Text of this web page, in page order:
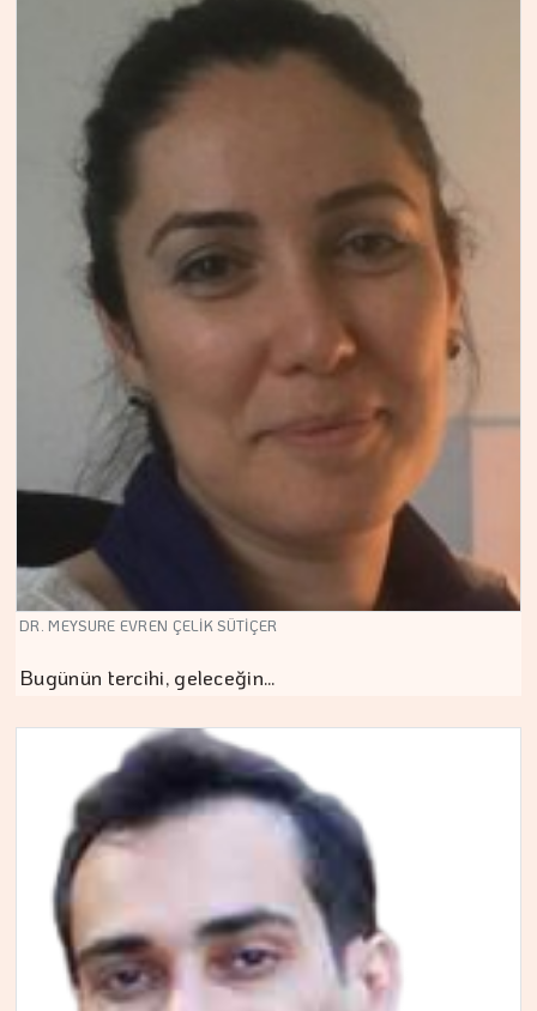
DR. MEYSURE EVREN ÇELİK SÜTİÇER
Bugünün tercihi, geleceğin…